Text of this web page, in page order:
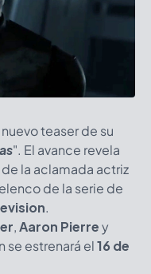
teaser de su
". El avance revela
la aclamada actriz
de la serie de
.
,Aaron Pierrey
se estrenará el16 de